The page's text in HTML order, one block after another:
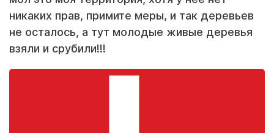
никаких прав, примите меры, и так деревьев
не осталось, а тут молодые живые деревья
взяли и срубили!!!